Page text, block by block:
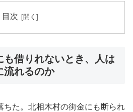
目次
も借りれないとき、人は
流れるのか
ちた。北相木村の街金にも断られ